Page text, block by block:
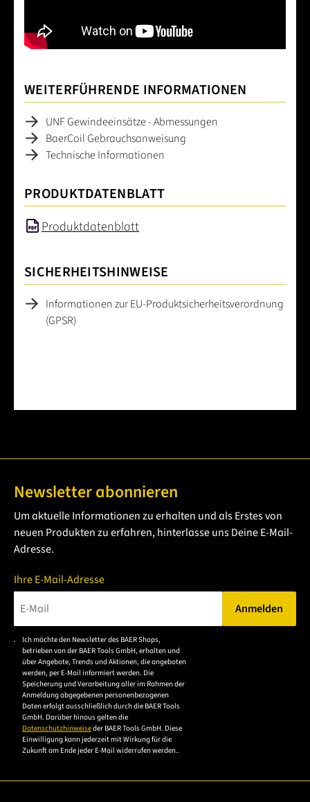
WEITERFÜHRENDE INFORMATIONEN
UNF Gewindeeinsätze - Abmessungen
BaerCoil Gebrauchsanweisung
Technische Informationen
PRODUKTDATENBLATT
Produktdatenblatt
SICHERHEITSHINWEISE
Informationen zur EU-Produktsicherheitsverordnung
(GPSR)
Newsletter abonnieren
Um aktuelle Informationen zu erhalten und als Erstes von
neuen Produkten zu erfahren, hinterlasse uns Deine E-Mail-
Adresse.
Ihre E-Mail-Adresse
Bitte geben Sie eine gültige E-Mail-Adresse ein.
Anmelden
Ich möchte den Newsletter des BAER Shops,
betrieben von der BAER Tools GmbH, erhalten und
über Angebote, Trends und Aktionen, die angeboten
werden, per E-Mail informiert werden. Die
Speicherung und Verarbeitung aller im Rahmen der
Anmeldung abgegebenen personenbezogenen
Daten erfolgt ausschließlich durch die BAER Tools
GmbH. Darüber hinaus gelten die
Datenschutzhinweiseder BAER Tools GmbH. Diese
Einwilligung kann jederzeit mit Wirkung für die
Zukunft am Ende jeder E-Mail widerrufen werden..